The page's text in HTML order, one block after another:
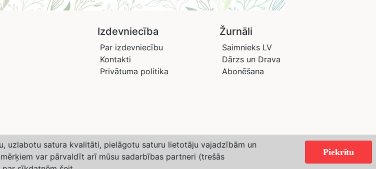
Izdevniecība
Par izdevniecību
Kontakti
Privātuma politika
Žurnāli
Saimnieks LV
Dārzs un Drava
Abonēšana
Institute and NRK
uzlabotu satura kvalitāti, pielāgotu saturu lietotāju vajadzībām un
var pārvaldīt arī mūsu sadarbības partneri (trešās
Piekrītu